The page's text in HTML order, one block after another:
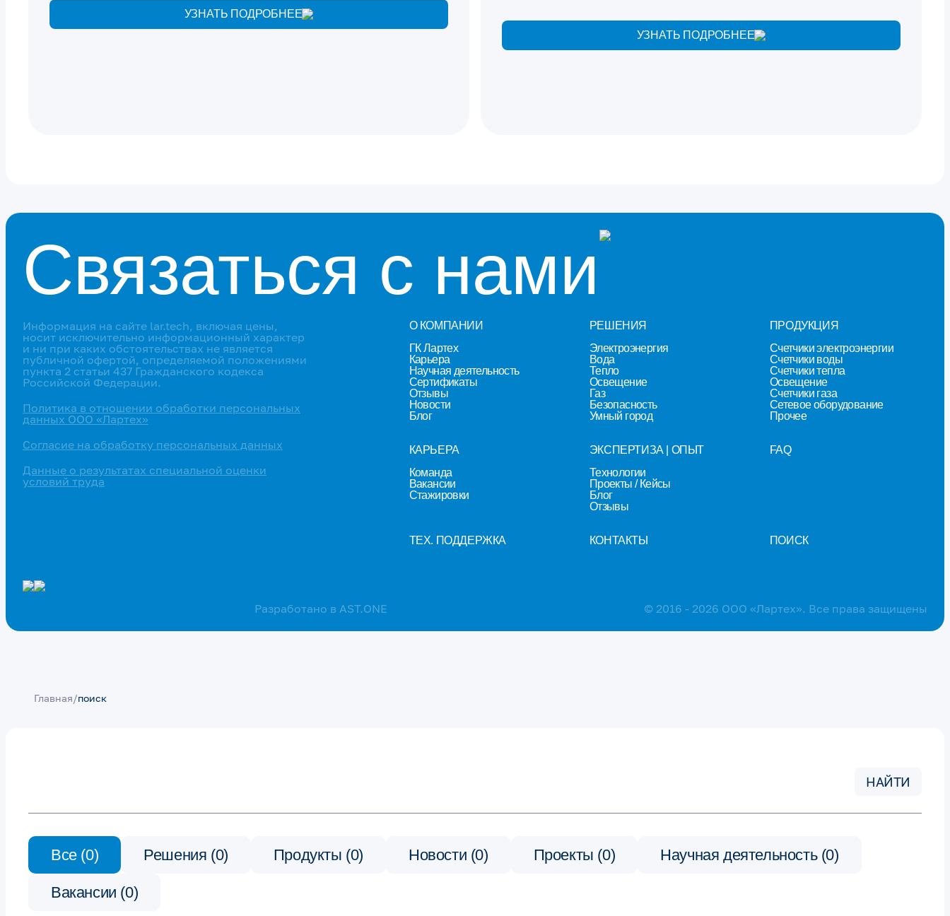
УЗНАТЬ ПОДРОБНЕЕ
УЗНАТЬ ПОДРОБНЕЕ
Связаться с нами
Информация на сайте lar.tech, включая цены,
носит исключительно информационный характер
и ни при каких обстоятельствах не является
публичной офертой, определяемой положениями
пункта 2 статьи 437 Гражданского кодекса
Российской Федерации.
Политика в отношении обработки персональных
данных ООО «Лартех»
Согласие на обработку персональных данных
Данные о результатах специальной оценки
условий труда
О КОМПАНИИ
ГК Лартех
Карьера
Научная деятельность
Сертификаты
Отзывы
Новости
Блог
РЕШЕНИЯ
Электроэнергия
Вода
Тепло
Освещение
Газ
Безопасность
Умный город
ПРОДУКЦИЯ
Счетчики электроэнергии
Счетчики воды
Счетчики тепла
Освещение
Счетчики газа
Сетевое оборудование
Прочее
КАРЬЕРА
Команда
Вакансии
Стажировки
ЭКСПЕРТИЗА | ОПЫТ
Технологии
Проекты / Кейсы
Блог
Отзывы
FAQ
ТЕХ. ПОДДЕРЖКА КОНТАКТЫ ПОИСК
Разработано в AST.ONE © 2016 - 2026 ООО «Лартех». Все права защищены
Главная/поиск
НАЙТИ
Все (0) Решения (0) Продукты (0) Новости (0) Проекты (0) Научная деятельность (0)
Вакансии (0)